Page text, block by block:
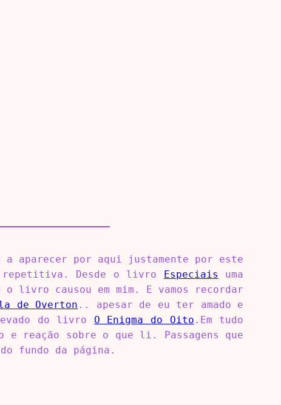
a aparecer por aqui justamente por este
repetitiva. Desde o livro
Especiais uma
livro causou em mim. E vamos recordar
de Overton .. apesar de eu ter amado e
do livro O Enigma do Oito .Em tudo
e reação sobre o que li. Passagens que
fundo da página.